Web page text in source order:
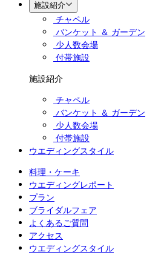
施設紹介
チャペル
バンケット ＆ ガーデン
少人数会場
付帯施設
施設紹介
チャペル
バンケット ＆ ガーデン
少人数会場
付帯施設
ウエディングスタイル
料理・ケーキ
ウエディングレポート
プラン
ブライダルフェア
よくあるご質問
アクセス
ウエディングスタイル